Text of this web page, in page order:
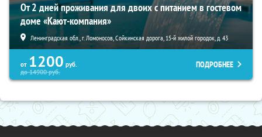
От 2 дней проживания для двоих с питанием в гостевом
доме «Кают-компания»
Ленинградская обл., г. Ломоносов, Сойкинская дорога, 15-й жилой городок, д. 43
от 1200 руб.
до14900руб.
ПОДРОБНЕЕ